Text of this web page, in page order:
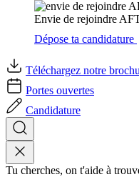
Envie de rejoindre
Dépose ta candidature
Téléchargez notre
Portes ouvertes
Candidature
Tu cherches, on t'aide à